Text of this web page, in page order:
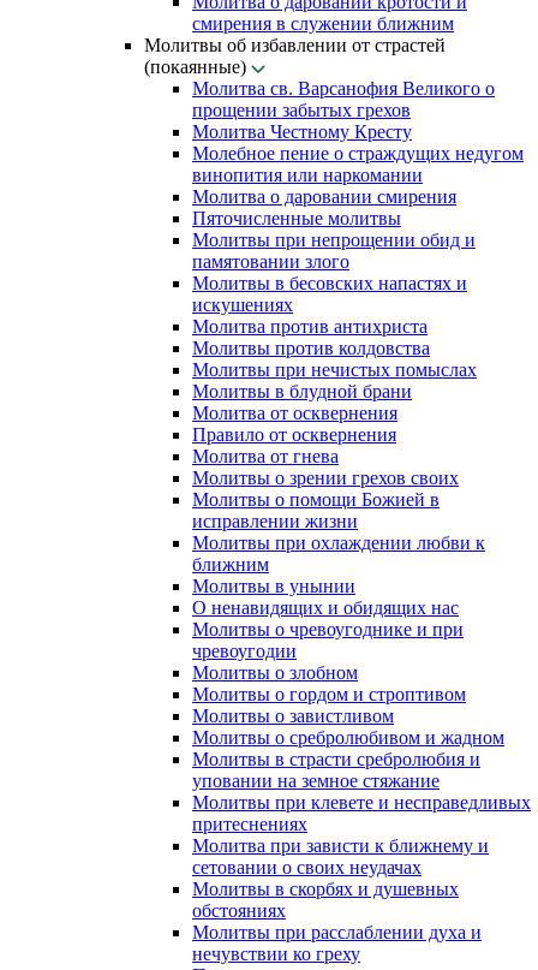
смирения в служении ближним
Молитвы об избавлении от страстей
(покаянные)
Молитва св. Варсанофия Великого о
прощении забытых грехов
Молитва Честному Кресту
Молебное пение о страждущих недугом
винопития или наркомании
Молитва о даровании смирения
Пяточисленные молитвы
Молитвы при непрощении обид и
памятовании злого
Молитвы в бесовских напастях и
искушениях
Молитва против антихриста
Молитвы против колдовства
Молитвы при нечистых помыслах
Молитвы в блудной брани
Молитва от осквернения
Правило от осквернения
Молитва от гнева
Молитвы о зрении грехов своих
Молитвы о помощи Божией в
исправлении жизни
Молитвы при охлаждении любви к
ближним
Молитвы в унынии
О ненавидящих и обидящих нас
Молитвы о чревоугоднике и при
чревоугодии
Молитвы о злобном
Молитвы о гордом и строптивом
Молитвы о завистливом
Молитвы о сребролюбивом и жадном
Молитвы в страсти сребролюбия и
уповании на земное стяжание
Молитвы при клевете и несправедливых
притеснениях
Молитва при зависти к ближнему и
сетовании о своих неудачах
Молитвы в скорбях и душевных
обстояниях
Молитвы при расслаблении духа и
нечувствии ко греху